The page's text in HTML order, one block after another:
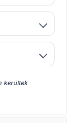
kerültek